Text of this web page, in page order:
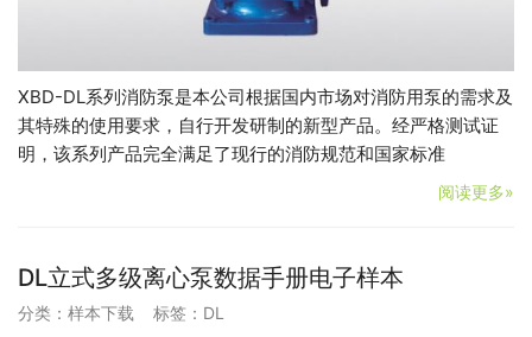
XBD-DL系列消防泵是本公司根据国内市场对消防用泵的需求及
其特殊的使用要求，自行开发研制的新型产品。经严格测试证
明，该系列产品完全满足了现行的消防规范和国家标准
阅读更多»
DL立式多级离心泵数据手册电子样本
分类： 样本下载 标签： DL